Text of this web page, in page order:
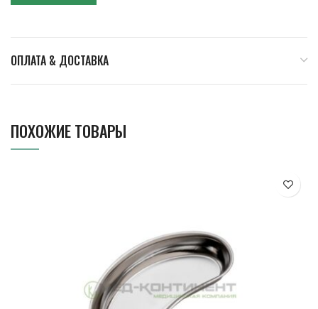
ОПЛАТА & ДОСТАВКА
ПОХОЖИЕ ТОВАРЫ